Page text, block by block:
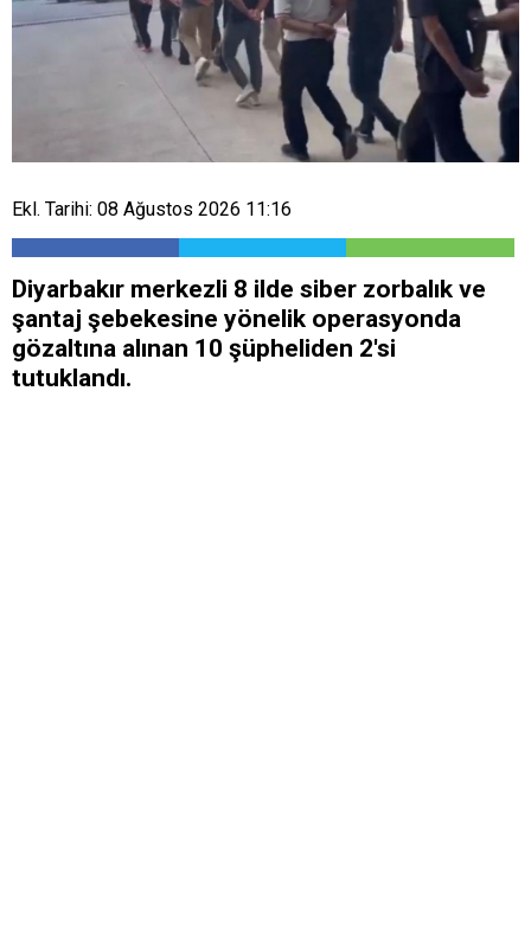
Ekl. Tarihi: 08 Ağustos 2026 11:16
Diyarbakır merkezli 8 ilde siber zorbalık ve
şantaj şebekesine yönelik operasyonda
gözaltına alınan 10 şüpheliden 2'si
tutuklandı.